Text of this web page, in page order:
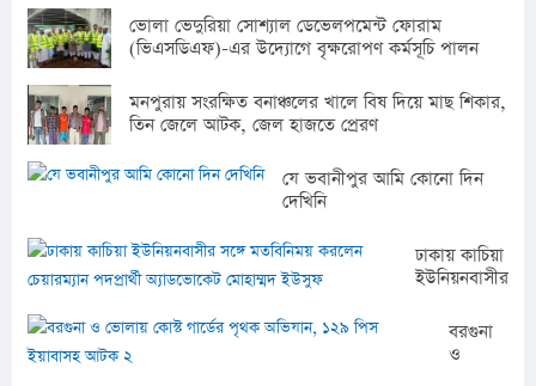
ভোলা ভেদুরিয়া সোশ্যাল ডেভেলপমেন্ট ফোরাম
(ভিএসডিএফ)-এর উদ্যোগে বৃক্ষরোপণ কর্মসূচি পালন
মনপুরায় সংরক্ষিত বনাঞ্চলের খালে বিষ দিয়ে মাছ শিকার,
তিন জেলে আটক, জেল হাজতে প্রেরণ
যে ভবানীপুর আমি কোনো দিন
দেখিনি
ঢাকায় কাচিয়া
ইউনিয়নবাসীর
মতবিনিময়
করলেন
বরগুনা
ও